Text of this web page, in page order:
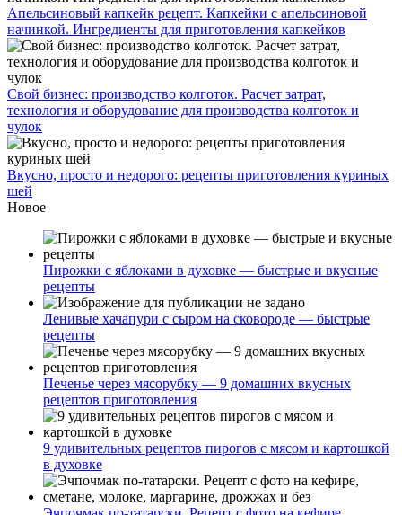
Апельсиновый капкейк рецепт. Капкейки с апельсиновой
начинкой. Ингредиенты для приготовления капкейков
Свой бизнес: производство колготок. Расчет затрат,
технология и оборудование для производства колготок и
чулок
Вкусно, просто и недорого: рецепты приготовления куриных
шей
Новое
Пирожки с яблоками в духовке — быстрые и вкусные
рецепты
Ленивые хачапури с сыром на сковороде — быстрые
рецепты
Печенье через мясорубку — 9 домашних вкусных
рецептов приготовления
9 удивительных рецептов пирогов с мясом и картошкой
в духовке